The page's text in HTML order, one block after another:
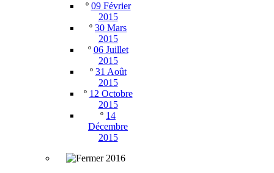
º 09 Février
2015
º 30 Mars
2015
º 06 Juillet
2015
º 31 Août
2015
º 12 Octobre
2015
º 14
Décembre
2015
2016